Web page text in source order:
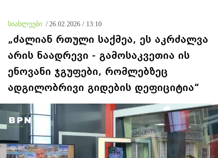
სიახლეები / 26.02.2026 / 13:10
„ძალიან რთული საქმეა, ეს აკრძალვა
არის ნაადრევი - გამოსაკვეთია ის
ენოვანი ჯგუფები, რომლებზეც
ადგილობრივი გიდების დეფიციტია“